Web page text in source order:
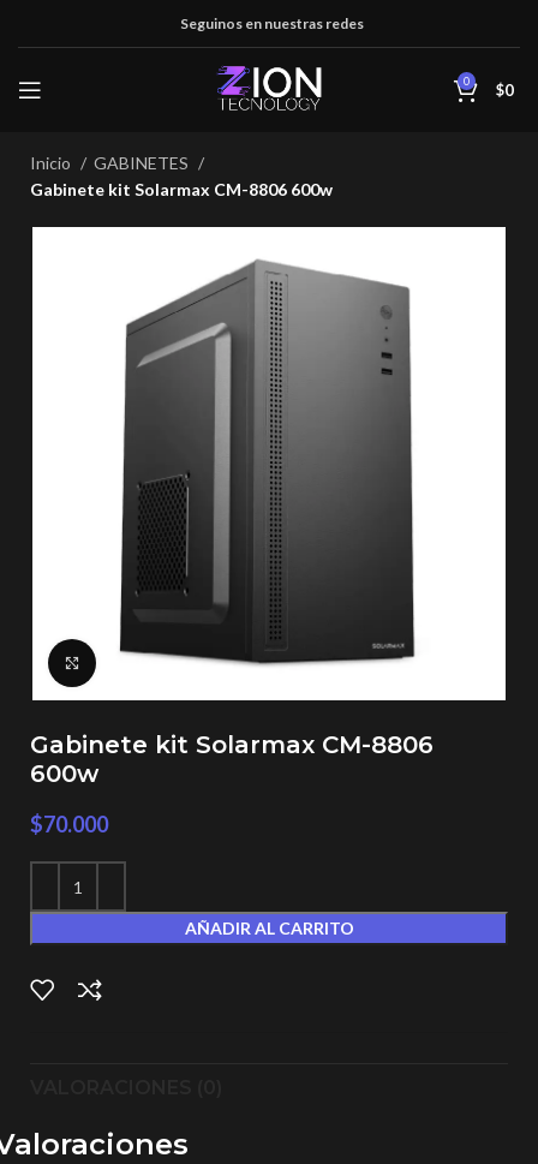
Seguinos en nuestras redes
0 $0
Inicio
GABINETES
Gabinete kit Solarmax CM-8806 600w
Click to enlarge
Gabinete kit Solarmax CM-8806
600w
$70.000
AÑADIR AL CARRITO